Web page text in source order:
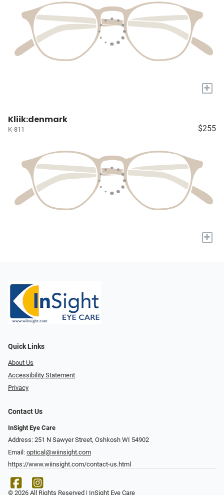
+
Kliik:denmark
K-811 $255
+
Quick Links
About Us
Accessibility Statement
Privacy
Contact Us
InSight Eye Care
Address: 251 N Sawyer Street, Oshkosh WI 54902
Email: optical@wiinsight.com
https://www.wiinsight.com/contact-us.html
© 2026 All Rights Reserved | InSight Eye Care